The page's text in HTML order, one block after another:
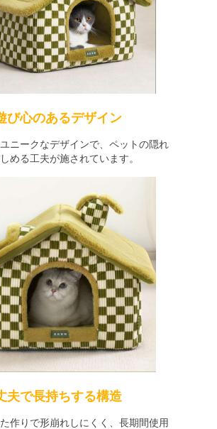
び心のあるデザイン
ニークなデザインで、ペットの隠れ
める工夫が施されています。
夫で長持ちする構造
作りで形崩れしにくく、長期間使用